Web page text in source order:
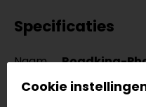
Specificaties
Naam
Roadking-
Model
JD746
Cookie